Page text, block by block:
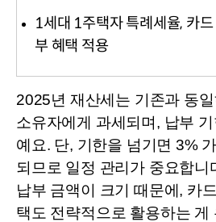
1세대 1주택자 특례세율, 카
부 혜택 적용
2025년 재산세는 기존과 동
소유자에게 과세되며, 납부
예요. 단, 기한을 넘기면 3%
되므로 일정 관리가 중요합니
납부 금액이 크기 때문에, 카
택도 전략적으로 활용하는 게